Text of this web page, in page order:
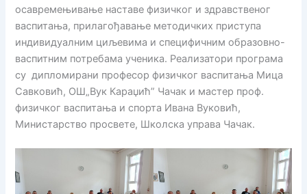
осавремењивање наставе физичког и здравственог
васпитања, прилагођавање методичких приступа
индивидуалним циљевима и специфичним образовно-
васпитним потребама ученика. Реализатори програма
су дипломирани професор физичког васпитања Мица
Савковић, ОШ„Вук Караџић” Чачак и мастер проф.
физичког васпитања и спорта Ивана Вуковић,
Министарство просвете, Школска управа Чачак.